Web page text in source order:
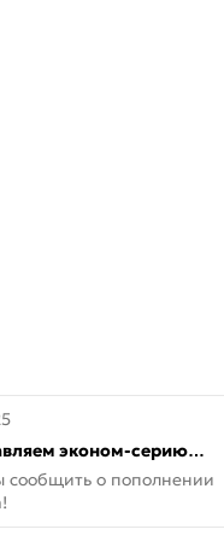
эконом-серию
бренда Portika, где цена
«просто»
о пополнении